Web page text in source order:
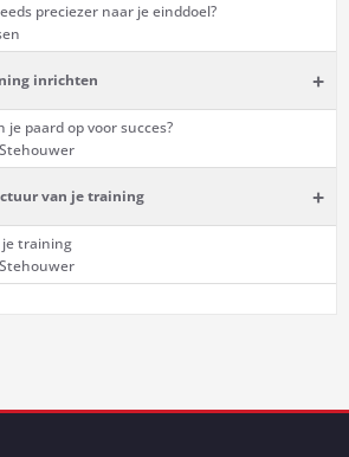
preciezer naar je einddoel?
inrichten +
paard op voor succes?
van je training +
training